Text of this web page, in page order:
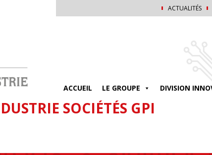
ACTUALITÉS
ACCUEIL LE GROUPE DIVISION
SOCIÉTÉS GPI